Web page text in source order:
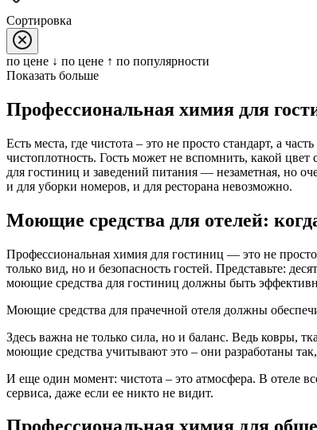
Сортировка
по цене ↓ по цене ↑ по популярности
Показать больше
Профессиональная химия для
Есть места, где чистота – это не просто стандарт, а
чистоплотность. Гость может не вспомнить, какой
для гостиниц и заведений питания — незаметная, но
и для уборки номеров, и для ресторана невозможно.
Моющие средства для отелей:
Профессиональная химия для гостиниц — это не
только вид, но и безопасность гостей. Представьте:
моющие средства для гостиниц должны быть
Моющие средства для прачечной отеля должны
Здесь важна не только сила, но и баланс. Ведь ковры,
моющие средства учитывают это – они разработаны
И еще один момент: чистота – это атмосфера. В отеле
сервиса, даже если ее никто не видит.